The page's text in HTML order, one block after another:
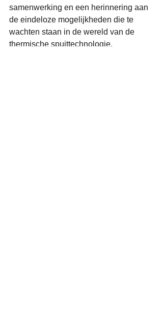
samenwerking en een herinnering aan
de eindeloze mogelijkheden die te
wachten staan in de wereld van de
thermische spuittechnologie.